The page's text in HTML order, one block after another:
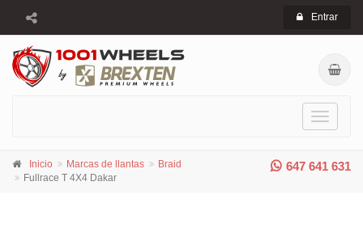
Entrar
Toggle
647 641 631
Inicio Marcas de llantas
Braid
Fullrace T 4X4 Dakar